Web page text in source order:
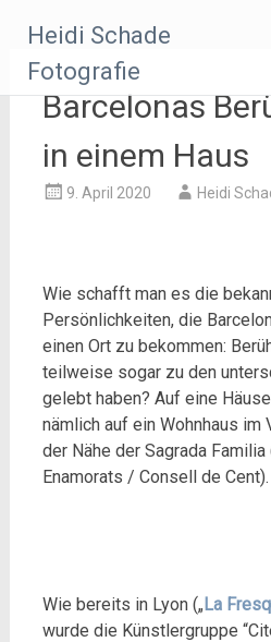
Inhalt
springen
Heidi Schade
Fotografie
Barcelonas
in einem Haus
9. April 2020 Heidi
Wie schafft man es die
Persönlichkeiten, die
einen Ort zu bekommen:
teilweise sogar zu den
gelebt haben? Auf eine
nämlich auf ein Wohnhaus im
der Nähe der Sagrada Familia
Enamorats / Consell de Cent).
Wie bereits in Lyon („La
wurde die Künstlergruppe